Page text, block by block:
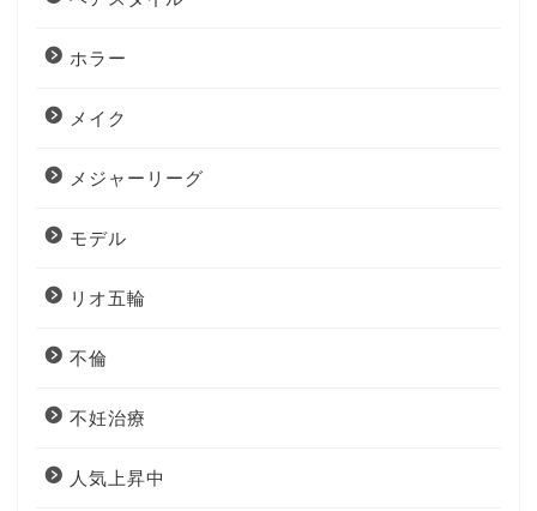
ホラー
メイク
メジャーリーグ
モデル
リオ五輪
不倫
不妊治療
人気上昇中